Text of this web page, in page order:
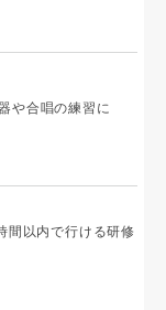
や合唱の練習に
間以内で行ける研修